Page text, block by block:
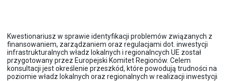
Kwestionariusz w sprawie identyfikacji problemów związanych z
finansowaniem, zarządzaniem oraz regulacjami dot. inwestycji
infrastrukturalnych władz lokalnych i regionalncych UE został
przygotowany przez Europejski Komitet Regionów. Celem
konsultacji jest określenie przeszkód, które powodują trudności na
poziomie władz lokalnych oraz regionalnych w realizacji inwestycji